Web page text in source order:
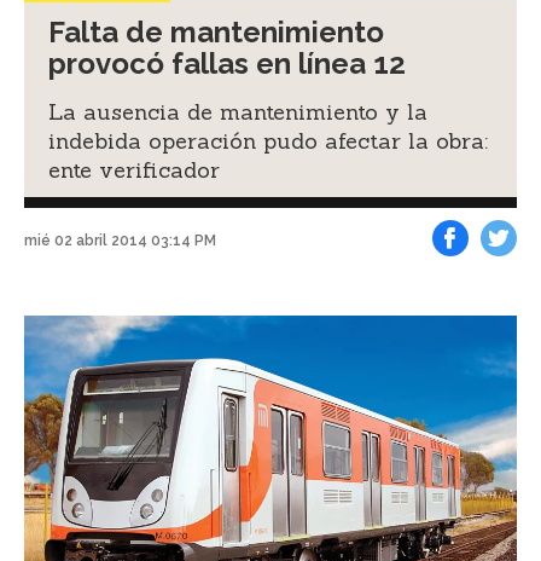
Falta de mantenimiento
provocó fallas en línea 12
La ausencia de mantenimiento y la
indebida operación pudo afectar la obra:
ente verificador
mié 02 abril 2014 03:14 PM